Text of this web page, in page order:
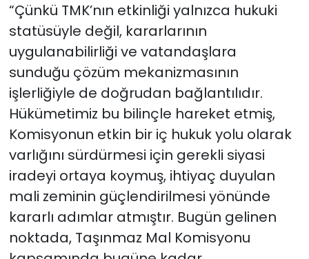
“Çünkü TMK’nın etkinliği yalnızca hukuki
statüsüyle değil, kararlarının
uygulanabilirliği ve vatandaşlara
sunduğu çözüm mekanizmasının
işlerliğiyle de doğrudan bağlantılıdır.
Hükümetimiz bu bilinçle hareket etmiş,
Komisyonun etkin bir iç hukuk yolu olarak
varlığını sürdürmesi için gerekli siyasi
iradeyi ortaya koymuş, ihtiyaç duyulan
mali zeminin güçlendirilmesi yönünde
kararlı adımlar atmıştır. Bugün gelinen
noktada, Taşınmaz Mal Komisyonu